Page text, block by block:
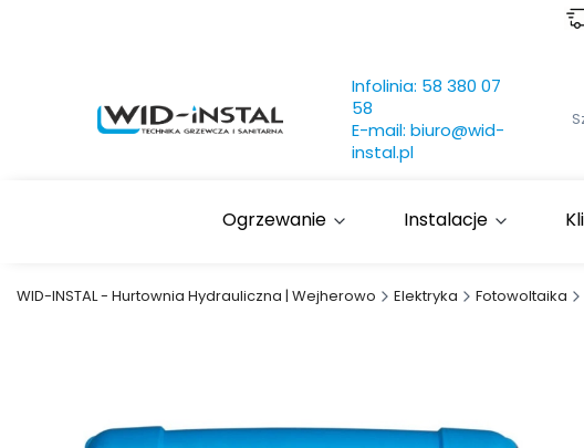
Infolinia: 58 380 07
58
E-mail: biuro@wid-
instal.pl
Ogrzewanie Instalacje
WID-INSTAL - Hurtownia Hydrauliczna | Wejherowo Elektryka Fotowoltaika